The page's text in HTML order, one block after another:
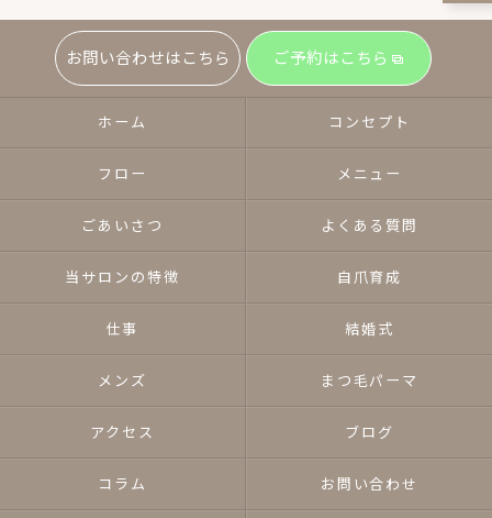
お問い合わせはこちら ご予約はこちら
ホーム コンセプト
フロー メニュー
ごあいさつ よくある質問
当サロンの特徴 自爪育成
仕事 結婚式
メンズ まつ毛パーマ
アクセス ブログ
コラム お問い合わせ